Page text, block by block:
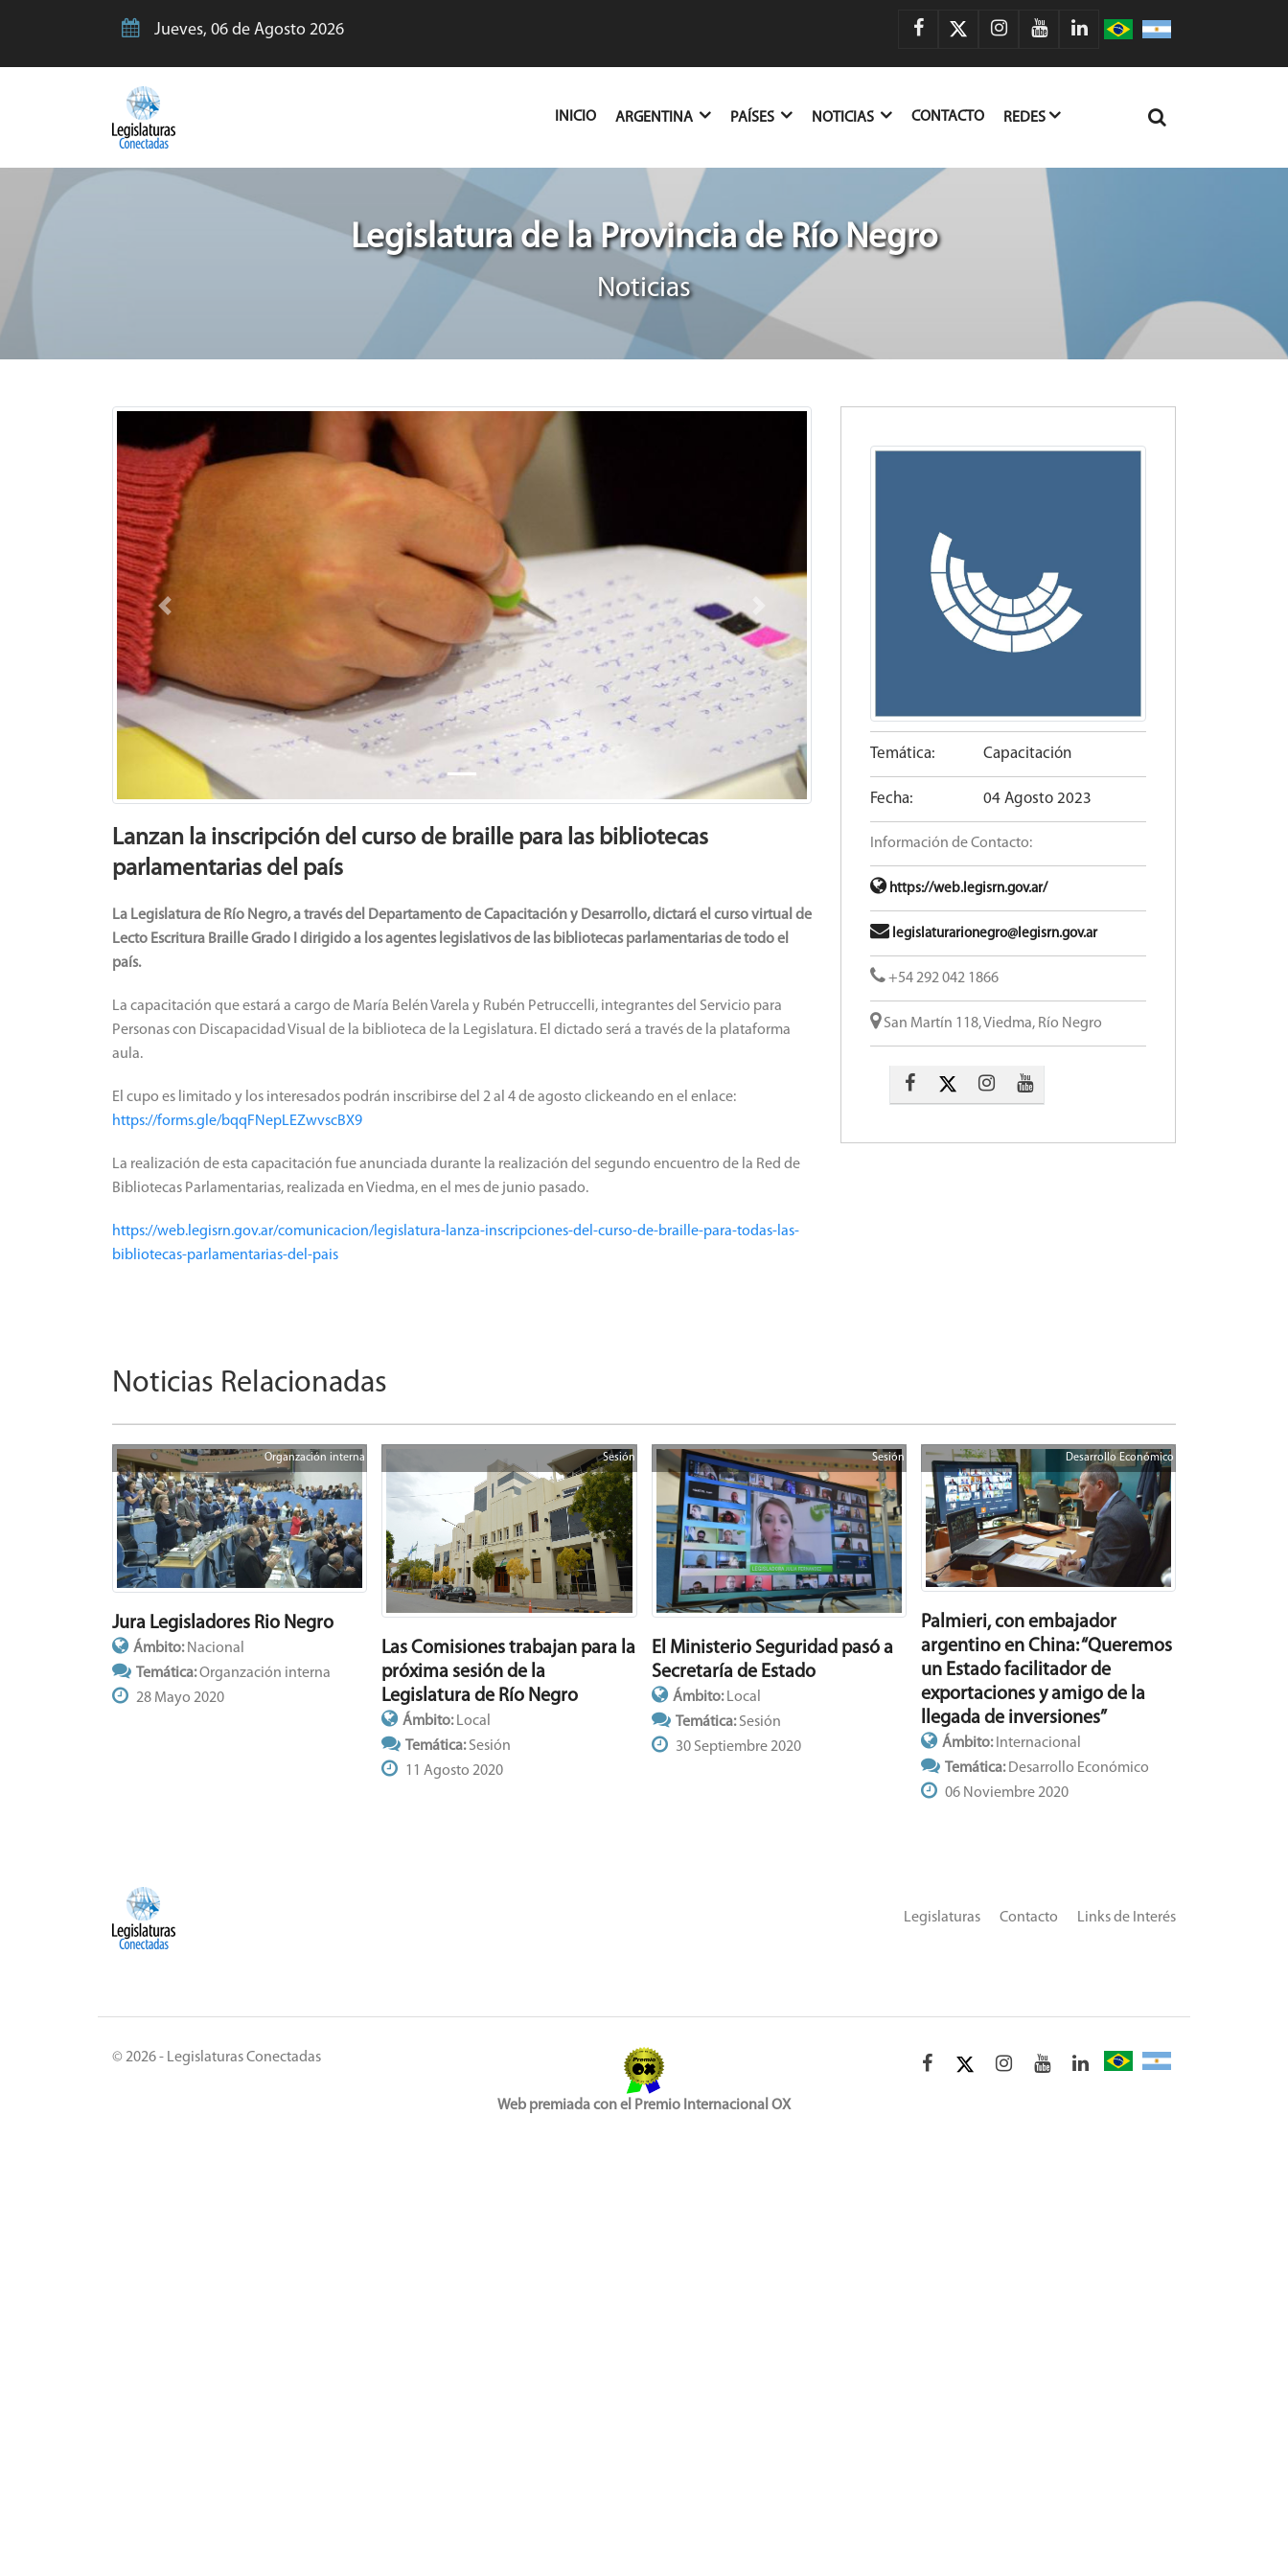
Jueves, 06 de Agosto 2026
INICIO(CURRENT)
ARGENTINA PAÍSES NOTICIAS CONTACTO REDES
Legislatura de la Provincia de Río Negro
Noticias
Previous
Lanzan la inscripción del curso de braille para las bibliotecas
parlamentarias del país
La Legislatura de Río Negro, a través del Departamento de Capacitación y Desarrollo, dictará el curso virtual de
Lecto Escritura Braille Grado I dirigido a los agentes legislativos de las bibliotecas parlamentarias de todo el
país.
La capacitación que estará a cargo de María Belén Varela y Rubén Petruccelli, integrantes del Servicio para
Personas con Discapacidad Visual de la biblioteca de la Legislatura. El dictado será a través de la plataforma
aula.
El cupo es limitado y los interesados ​​podrán inscribirse del 2 al 4 de agosto clickeando en el enlace:
https://forms.gle/bqqFNepLEZwvscBX9
La realización de esta capacitación fue anunciada durante la realización del segundo encuentro de la Red de
Bibliotecas Parlamentarias, realizada en Viedma, en el mes de junio pasado.
https://web.legisrn.gov.ar/comunicacion/legislatura-lanza-inscripciones-del-curso-de-braille-para-todas-las-
bibliotecas-parlamentarias-del-pais
Temática: Capacitación
Fecha: 04 Agosto 2023
Información de Contacto:
https://web.legisrn.gov.ar/
legislaturarionegro@legisrn.gov.ar
+54 292 042 1866
San Martín 118, Viedma, Río Negro
Noticias Relacionadas
Organzación interna
Jura Legisladores Rio Negro
Ámbito: Nacional
Temática:Organzación interna
28 Mayo 2020
Sesión
Las Comisiones trabajan para la
próxima sesión de la
Legislatura de Río Negro
Ámbito: Local
Temática:Sesión
11 Agosto 2020
Sesión
El Ministerio Seguridad pasó a
Secretaría de Estado
Ámbito: Local
Temática:Sesión
30 Septiembre 2020
Desarrollo Económico
Palmieri, con embajador
argentino en China: “Queremos
un Estado facilitador de
exportaciones y amigo de la
llegada de inversiones”
Ámbito:Internacional
Temática:Desarrollo Económico
06 Noviembre 2020
Links de Interés
Contacto
Legislaturas
© 2026 - Legislaturas Conectadas
Web premiada con el Premio Internacional OX